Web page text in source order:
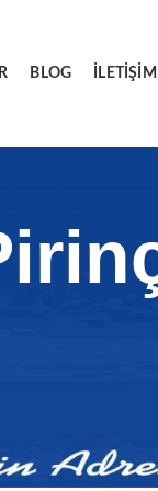
BLOG İLETIŞIM